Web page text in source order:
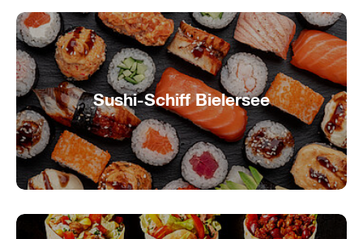
Sushi-Schiff Bielersee
Japanische Delikatessen auf See